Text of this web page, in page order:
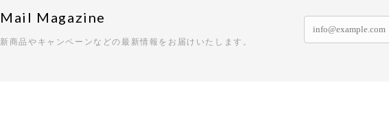
Mail Magazine
新商品やキャンペーンなどの最新情報をお届けいたします。